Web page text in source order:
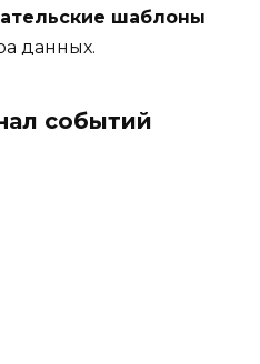
шаблоны
данных.
событий